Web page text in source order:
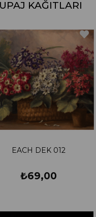
KAĞITLARI
İSKANDİNAV SERİSİ 01
₺69,00